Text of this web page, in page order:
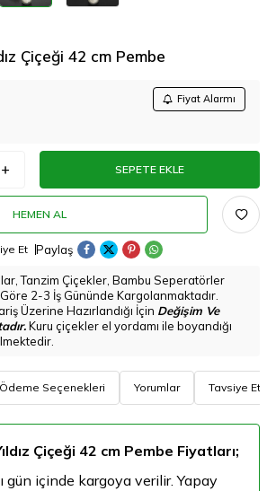
Çiçeği 42 cm Pembe
Fiyat Alarmı
SEPETE EKLE
HEMEN AL
Et Paylaş
Tanzim Çiçekler, Bambu Seperatörler
2-3 İş Gününde Kargolanmaktadır.
Üzerine Hazırlandığı İçin Değişim Ve
Kuru çiçekler el yordamı ile boyandığı
Ödeme Seçenekleri Yorumlar Tavsiye Et
Çiçeği 42 cm Pembe Fiyatları;
gün içinde kargoya verilir. Yapay